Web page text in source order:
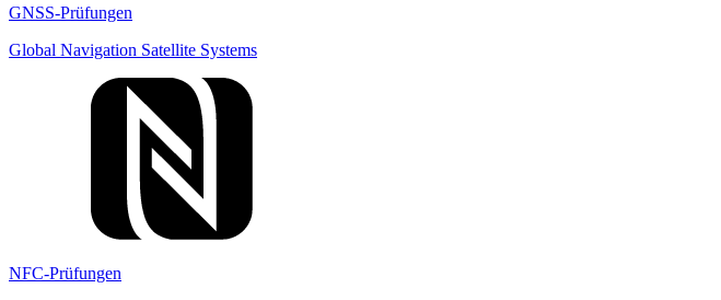
GNSS-Prüfungen
Global Navigation Satellite Systems
NFC-Prüfungen